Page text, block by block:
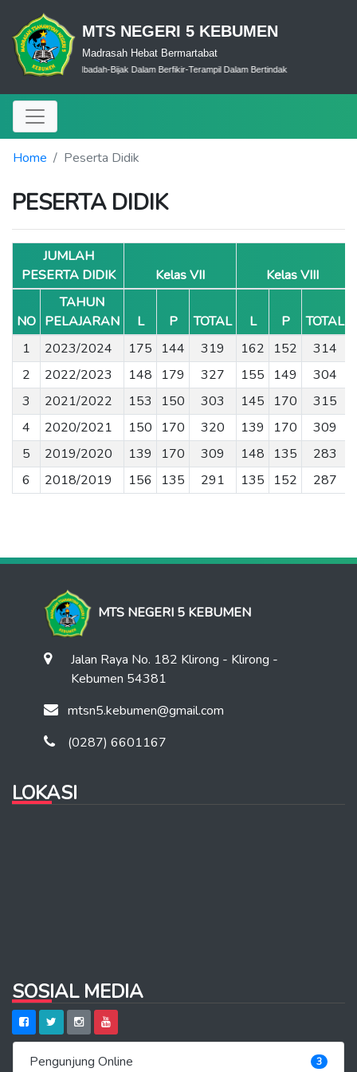
MTS NEGERI 5 KEBUMEN
Madrasah Hebat Bermartabat
Cerdas Dalam Ibadah-Bijak Dalam Berfikir-Terampil Dalam Bertindak
Home Peserta Didik
PESERTA DIDIK
JUMLAH
PESERTA DIDIK
Kelas VII Kelas VIII
NO
TAHUN
PELAJARAN
L P TOTAL L P
TOTAL
1
2023/2024 175 144 319 162 152 314
2
2022/2023 148 179 327 155 149 304
3
2021/2022 153 150 303 145 170 315
4
2020/2021 150 170 320 139 170 309
5
2019/2020 139 170 309 148 135 283
6
2018/2019 156 135 291 135 152 287
MTS NEGERI 5 KEBUMEN
Jalan Raya No. 182 Klirong - Klirong -
Kebumen 54381
mtsn5.kebumen@gmail.com
(0287) 6601167
LOKASI
SOSIAL MEDIA
Pengunjung Online 3